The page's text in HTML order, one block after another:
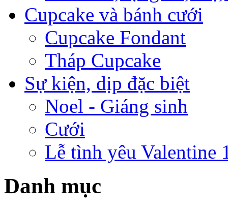
Cupcake và bánh cưới
Cupcake Fondant
Tháp Cupcake
Sự kiện, dịp đặc biệt
Noel - Giáng sinh
Cưới
Lễ tình yêu Valentine
Danh mục